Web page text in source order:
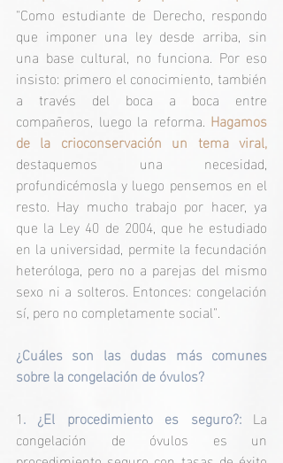
"Como estudiante de Derecho, respondo
que imponer una ley desde arriba, sin
una base cultural, no funciona. Por eso
insisto: primero el conocimiento, también
a través del boca a boca entre
compañeros, luego la reforma. Hagamos
de la crioconservación un tema viral,
destaquemos una necesidad,
profundicémosla y luego pensemos en el
resto. Hay mucho trabajo por hacer, ya
que la Ley 40 de 2004, que he estudiado
en la universidad, permite la fecundación
heteróloga, pero no a parejas del mismo
sexo ni a solteros. Entonces: congelación
sí, pero no completamente social".
¿Cuáles son las dudas más comunes
sobre la congelación de óvulos?
1. ¿El procedimiento es seguro?: La
congelación de óvulos es un